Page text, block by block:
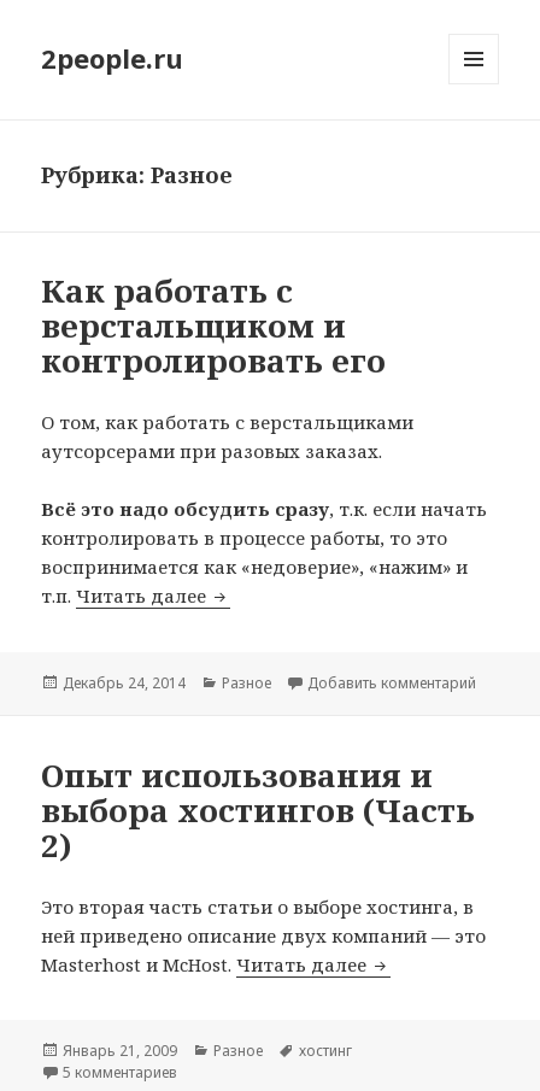
2people.ru
Рубрика: Разное
Как работать с
верстальщиком и
контролировать его
О том, как работать с верстальщиками
аутсорсерами при разовых заказах.
Всё это надо обсудить сразу, т.к. если начать
контролировать в процессе работы, то это
воспринимается как «недоверие», «нажим» и
т.п.Читать далее Как работать с верстальщиком и
Опубликовано
Декабрь 24, 2014 Рубрики
Разное Добавить комментарий
Опыт использования и
выбора хостингов (Часть
2)
Это вторая часть статьи о выборе хостинга, в
ней приведено описание двух компаний — это
Masterhost и McHost.Читать далее Опыт
Опубликовано
Январь 21, 2009 Рубрики
Разное Метки
хостинг
5 комментариев